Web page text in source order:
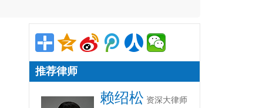
推荐律师
赖绍松 资深大律师